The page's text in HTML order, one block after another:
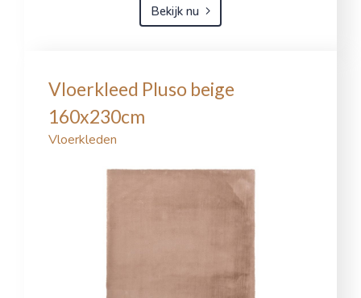
Bekijk nu
Vloerkleed Pluso beige
160x230cm
Vloerkleden